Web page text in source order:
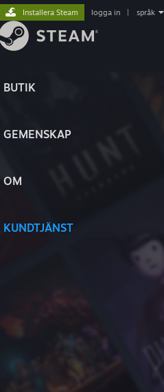
BUTIK
GEMENSKAP
OM
KUNDTJÄNST
Installera Steam logga in språk